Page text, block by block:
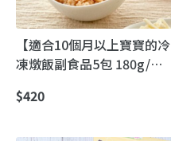
【適合10個月以上寶寶的冷
凍燉飯副食品5包 180g/
能輕鬆上桌的寶寶燉飯
$420